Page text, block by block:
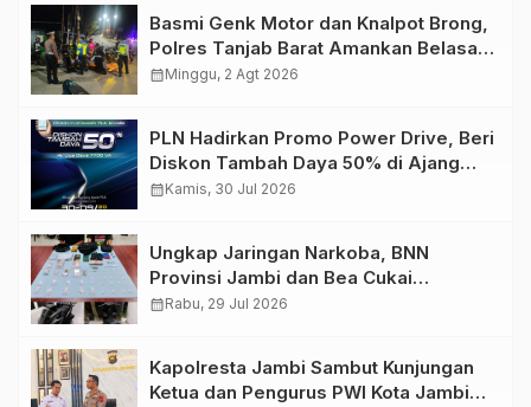
Basmi Genk Motor dan Knalpot Brong,
Polres Tanjab Barat Amankan Belasan
Kendaraan
calendar_monthMinggu, 2 Agt 2026
PLN Hadirkan Promo Power Drive, Beri
Diskon Tambah Daya 50% di Ajang
GIIAS 2026
calendar_monthKamis, 30 Jul 2026
Ungkap Jaringan Narkoba, BNN
Provinsi Jambi dan Bea Cukai
Amankan Sembilan Pelaku beserta
calendar_monthRabu, 29 Jul 2026
Kapolresta Jambi Sambut Kunjungan
Ketua dan Pengurus PWI Kota Jambi